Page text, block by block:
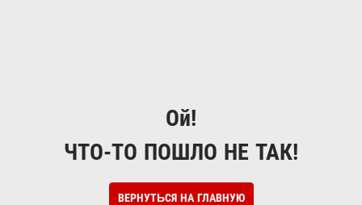
Ой!
ЧТО-ТО ПОШЛО НЕ ТАК!
ВЕРНУТЬСЯ НА ГЛАВНУЮ